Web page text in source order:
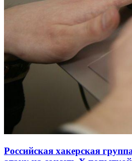
Российская хакерская